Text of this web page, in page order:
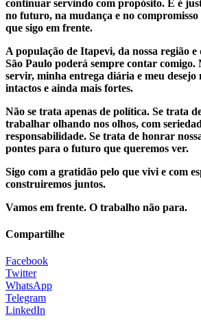
continuar servindo com propósito. E é
no futuro, na mudança e no compromisso
que sigo em frente.
A população de Itapevi, da nossa região e
São Paulo poderá sempre contar
servir, minha entrega diária e meu desejo
intactos e ainda mais fortes.
Não se trata apenas de política. Se trata
trabalhar olhando nos olhos, com
responsabilidade. Se trata de honrar
pontes para o futuro que queremos ver.
Sigo com a gratidão pelo que vivi e com
construiremos juntos.
Vamos em frente. O trabalho não para.
Compartilhe
Facebook
Twitter
WhatsApp
Telegram
LinkedIn